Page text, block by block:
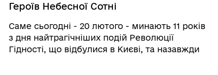
Героїв Небесної Сотні
Саме сьогодні - 20 лютого - минають 11 років
з дня найтрагічніших подій Революції
Гідності, що відбулися в Києві, та назавжди